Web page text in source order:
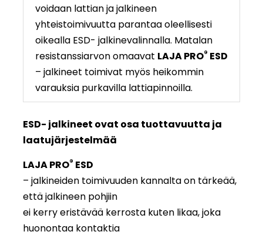
voidaan lattian ja jalkineen
yhteistoimivuutta parantaa oleellisesti
oikealla ESD- jalkinevalinnalla. Matalan
resistanssiarvon omaavat LAJA PRO® ESD
– jalkineet toimivat myös heikommin
varauksia purkavilla lattiapinnoilla.
ESD- jalkineet ovat osa tuottavuutta ja
laatujärjestelmää
LAJA PRO® ESD
– jalkineiden toimivuuden kannalta on tärkeää,
että jalkineen pohjiin
ei kerry eristävää kerrosta kuten likaa, joka
huonontaa kontaktia